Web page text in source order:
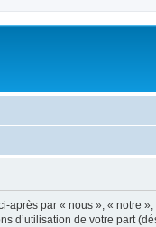
par « nous », « notre
d’utilisation de votre part